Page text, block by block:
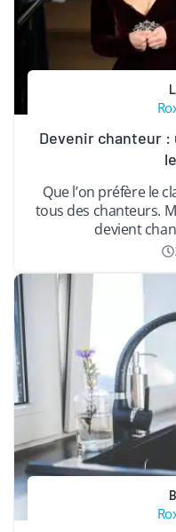
Devenir chanteur
Que l’on préfère le
tous des chanteurs.
devient